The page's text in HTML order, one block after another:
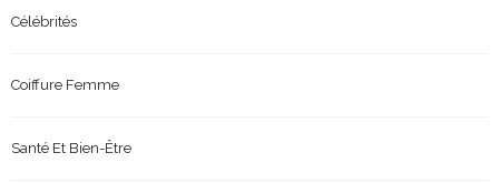
Célébrités
Coiffure Femme
Santé Et Bien-Être